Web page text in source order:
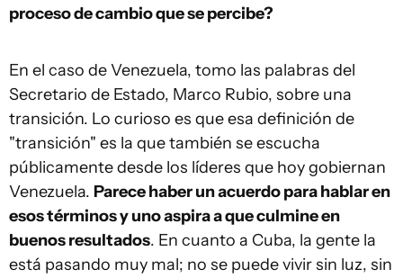
proceso de cambio que se percibe?
En el caso de Venezuela, tomo las palabras del
Secretario de Estado, Marco Rubio, sobre una
transición. Lo curioso es que esa definición de
"transición" es la que también se escucha
públicamente desde los líderes que hoy gobiernan
Venezuela. Parece haber un acuerdo para hablar en
esos términos y uno aspira a que culmine en
buenos resultados. En cuanto a Cuba, la gente la
está pasando muy mal; no se puede vivir sin luz, sin